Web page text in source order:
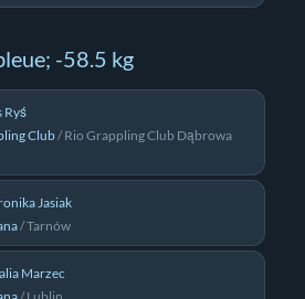
-58.5 kg
Ryś
Club/Rio Grappling Club Dąbrowa
Jasiak
/Tarnów
Marzec